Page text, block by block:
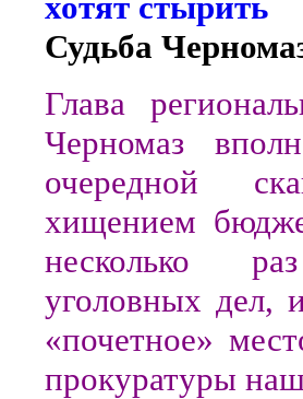
Судьба
Глава
Черномаз
очередной
хищением
несколько
уголовных дел,
«почетное»
прокуратуры